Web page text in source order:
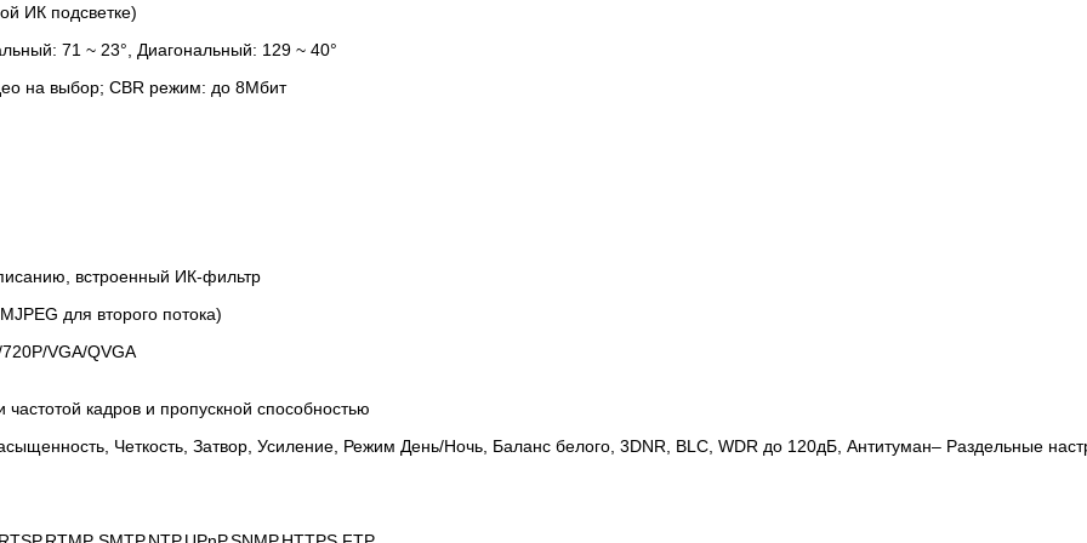
ИК подсветке)
71 ~ 23°, Диагональный: 129 ~ 40°
на выбор; CBR режим: до 8Мбит
встроенный ИК-фильтр
для второго потока)
VGA/QVGA
кадров и пропускной способностью
Четкость, Затвор, Усиление, Режим День/Ночь, Баланс белого, 3DNR, BLC, WDR до 120дБ, Антитуман– Раздельные